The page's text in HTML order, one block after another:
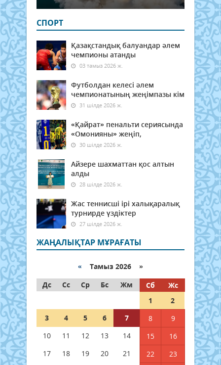
СПОРТ
Қазақстандық балуандар әлем
чемпионы атанды
03 тамыз 2026 ж.
Футболдан келесі әлем
чемпионатының жеңімпазы кім
31 шілде 2026 ж.
«Қайрат» пенальти сериясында
«Омонияны» жеңіп,
30 шілде 2026 ж.
Айзере шахматтан қос алтын
алды
28 шілде 2026 ж.
Жас теннисші ірі халықаралық
турнирде үздіктер
27 шілде 2026 ж.
ЖАҢАЛЫҚТАР МҰРАҒАТЫ
« Тамыз 2026 »
Дс
Сс Ср Бс Жм Сб
Жс
1
2
3
4 5 6 7 8
9
10
11 12 13 14 15
16
17
18 19 20 21 22 23